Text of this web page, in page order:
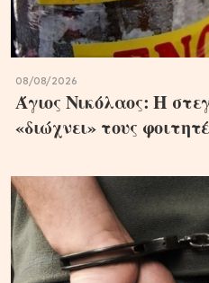
08/08/2026
Άγιος Νικόλαος: Η
«διώχνει» τους